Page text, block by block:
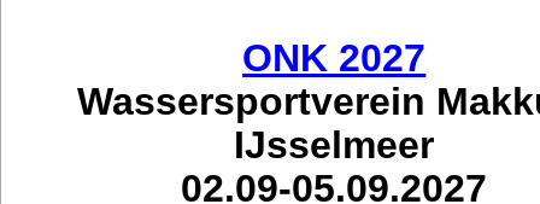
ONK 2027
Wassersportverein
IJsselmeer
02.09-05.09.2027